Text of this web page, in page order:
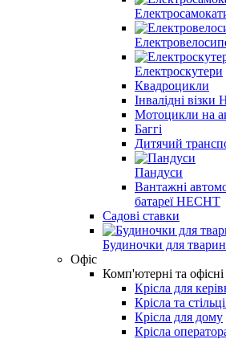
Електроскутери
Квадроцикли
Інвалідні візки
Мотоцикли на
Баггі
Дитячий
Пандуси
Вантажні
батареї HECHT
Садові ставки
Будиночки для тварин
Офіс
Комп'ютерні та офісні
Крісла для
Крісла та
Крісла для дому
Крісла